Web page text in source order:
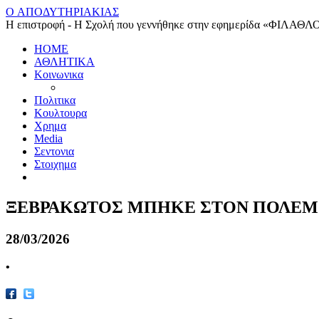
O ΑΠΟΔΥΤΗΡΙΑΚΙΑΣ
Η επιστροφή - Η Σχολή που γεννήθηκε στην εφημερίδα
HOME
ΑΘΛΗΤΙΚΑ
Κοινωνικα
Πολιτικα
Κουλτουρα
Χρημα
Media
Σεντονια
Στοιχημα
ΞΕΒΡΑΚΩΤΟΣ ΜΠΗΚΕ ΣΤΟΝ
28/03/2026
•